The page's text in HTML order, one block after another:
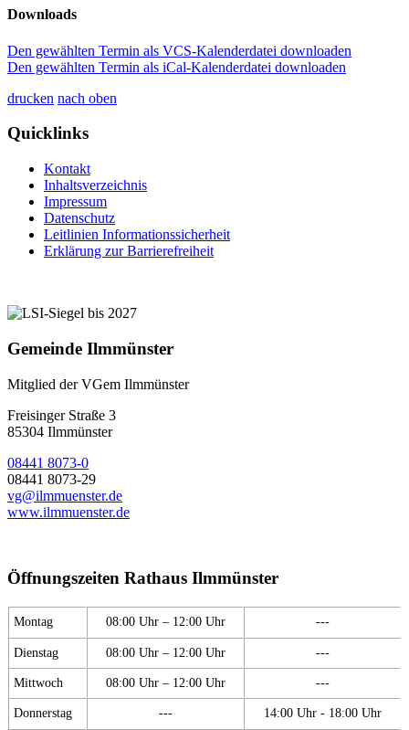
Downloads
Den gewählten Termin als VCS-Kalenderdatei downloaden
Den gewählten Termin als iCal-Kalenderdatei downloaden
drucken nach oben
Quicklinks
Kontakt
Inhaltsverzeichnis
Impressum
Datenschutz
Leitlinien Informationssicherheit
Erklärung zur Barrierefreiheit
Gemeinde Ilmmünster
Mitglied der VGem Ilmmünster
Freisinger Straße 3
85304 Ilmmünster
08441 8073-0
08441 8073-29
vg@ilmmuenster.de
www.ilmmuenster.de
Öffnungszeiten Rathaus Ilmmünster
Montag 08:00 Uhr – 12:00 Uhr ---
Dienstag 08:00 Uhr – 12:00 Uhr ---
Mittwoch 08:00 Uhr – 12:00 Uhr ---
Donnerstag --- 14:00 Uhr - 18:00 Uhr